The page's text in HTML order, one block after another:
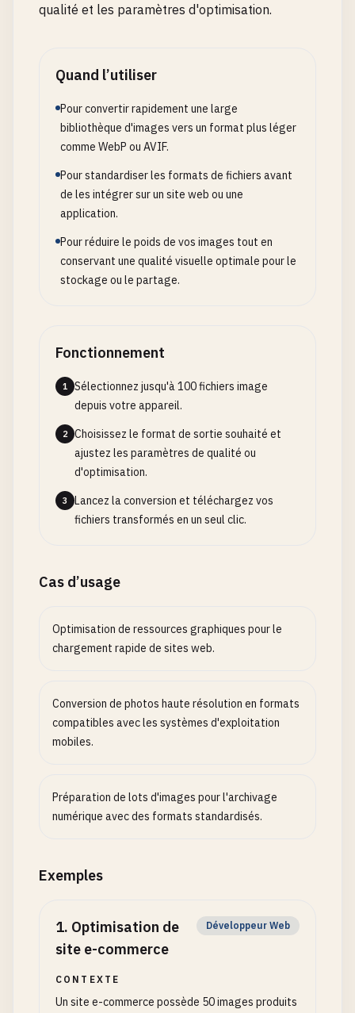
qualité et les paramètres d'optimisation.
Quand l’utiliser
Pour convertir rapidement une large
bibliothèque d'images vers un format plus léger
comme WebP ou AVIF.
Pour standardiser les formats de fichiers avant
de les intégrer sur un site web ou une
application.
Pour réduire le poids de vos images tout en
conservant une qualité visuelle optimale pour le
stockage ou le partage.
Fonctionnement
1
Sélectionnez jusqu'à 100 fichiers image
depuis votre appareil.
2
Choisissez le format de sortie souhaité et
ajustez les paramètres de qualité ou
d'optimisation.
3
Lancez la conversion et téléchargez vos
fichiers transformés en un seul clic.
Cas d’usage
Optimisation de ressources graphiques pour le
chargement rapide de sites web.
Conversion de photos haute résolution en formats
compatibles avec les systèmes d'exploitation
mobiles.
Préparation de lots d'images pour l'archivage
numérique avec des formats standardisés.
Exemples
1. Optimisation de
site e-commerce
Développeur Web
CONTEXTE
Un site e-commerce possède 50 images produits